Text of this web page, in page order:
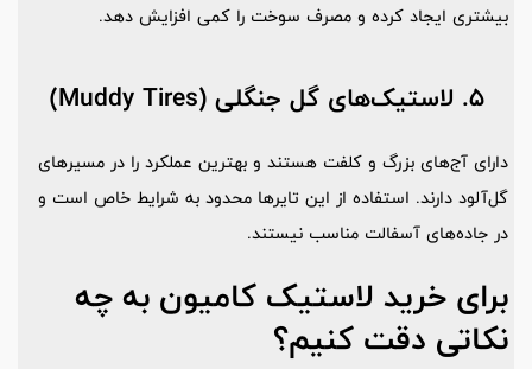
بیشتری ایجاد کرده و مصرف سوخت را کمی افزایش دهد.
5. لاستیک‌های گل جنگلی (Muddy Tires)
دارای آج‌های بزرگ و کلفت هستند و بهترین عملکرد را در مسیرهای
گل‌آلود دارند. استفاده از این تایرها محدود به شرایط خاص است و
در جاده‌های آسفالت مناسب نیستند.
برای خرید لاستیک کامیون به چه
نکاتی دقت کنیم؟